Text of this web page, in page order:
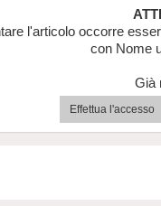
l'articolo occorre
con Nome
Già
Effettua l'accesso